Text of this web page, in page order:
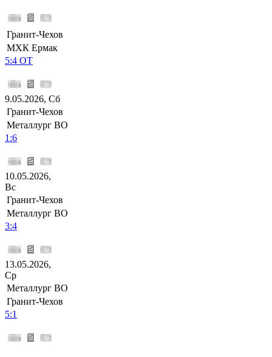
Гранит-Чехов
МХК Ермак
5:4 ОТ
9.05.2026, Сб
Гранит-Чехов
Металлург ВО
1:6
10.05.2026,
Вс
Гранит-Чехов
Металлург ВО
3:4
13.05.2026,
Ср
Металлург ВО
Гранит-Чехов
5:1